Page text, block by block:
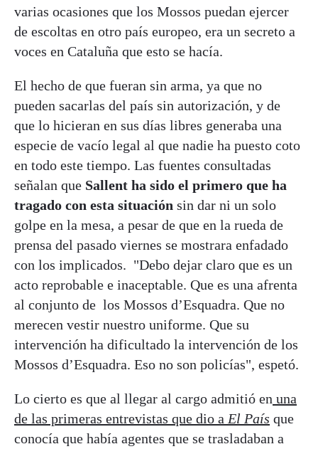
varias ocasiones que los Mossos puedan ejercer
de escoltas en otro país europeo, era un secreto a
voces en Cataluña que esto se hacía.
El hecho de que fueran sin arma, ya que no
pueden sacarlas del país sin autorización, y de
que lo hicieran en sus días libres generaba una
especie de vacío legal al que nadie ha puesto coto
en todo este tiempo. Las fuentes consultadas
señalan que Sallent ha sido el primero que ha
tragado con esta situación sin dar ni un solo
golpe en la mesa, a pesar de que en la rueda de
prensa del pasado viernes se mostrara enfadado
con los implicados. "Debo dejar claro que es un
acto reprobable e inaceptable. Que es una afrenta
al conjunto de los Mossos d’Esquadra. Que no
merecen vestir nuestro uniforme. Que su
intervención ha dificultado la intervención de los
Mossos d’Esquadra. Eso no son policías", espetó.
Lo cierto es que al llegar al cargo admitió en una
de las primeras entrevistas que dio a El País que
conocía que había agentes que se trasladaban a